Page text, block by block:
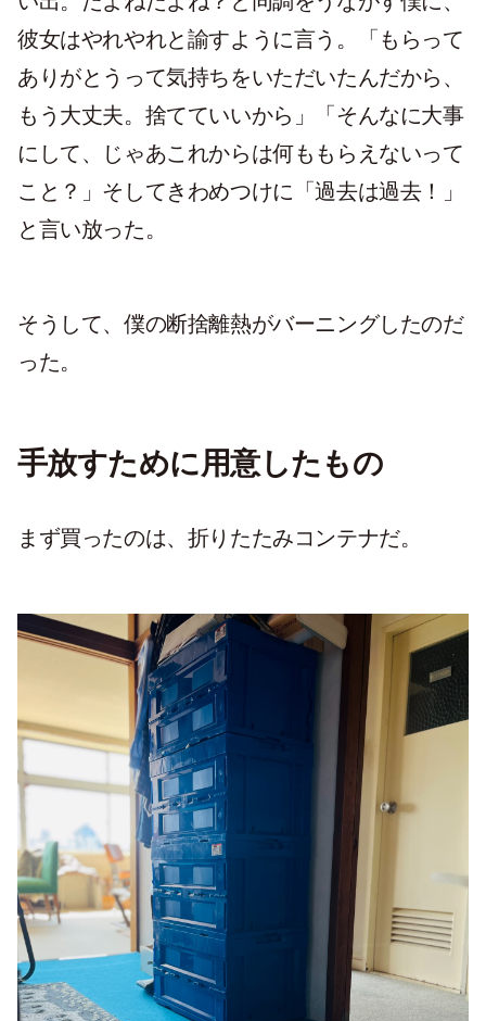
彼女はやれやれと諭すように言う。「もらって
ありがとうって気持ちをいただいたんだから、
もう大丈夫。捨てていいから」「そんなに大事
にして、じゃあこれからは何ももらえないって
こと？」そしてきわめつけに「過去は過去！」
と言い放った。
そうして、僕の断捨離熱がバーニングしたのだ
った。
手放すために用意したもの
まず買ったのは、折りたたみコンテナだ。